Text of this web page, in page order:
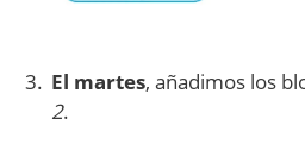
El martes, añadimos los
2.